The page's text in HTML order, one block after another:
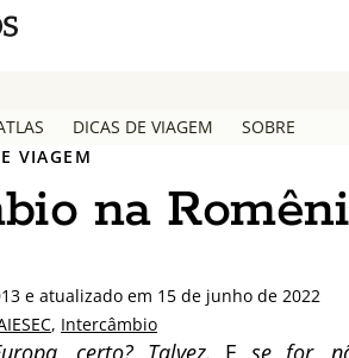
DICAS DE VIAGEM SOBRE
VIAGEM
na
e atualizado em 15 de junho de 2022
, Intercâmbio
certo? Talvez. E se for,